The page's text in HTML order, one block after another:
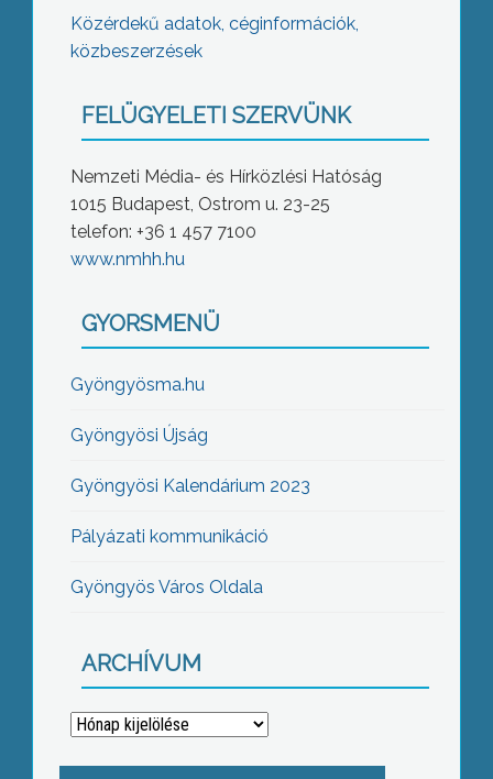
Közérdekű adatok, céginformációk,
közbeszerzések
FELÜGYELETI SZERVÜNK
Nemzeti Média- és Hírközlési Hatóság
1015 Budapest, Ostrom u. 23-25
telefon: +36 1 457 7100
www.nmhh.hu
GYORSMENÜ
Gyöngyösma.hu
Gyöngyösi Újság
Gyöngyösi Kalendárium 2023
Pályázati kommunikáció
Gyöngyös Város Oldala
ARCHÍVUM
Archívum